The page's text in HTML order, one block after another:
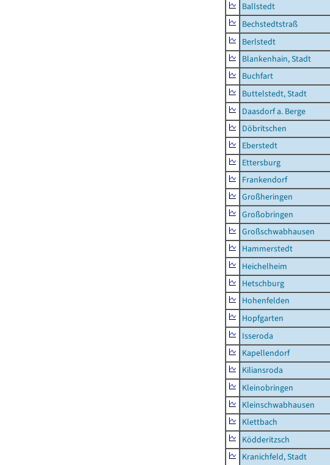
Ballstedt
Bechstedtstraß
Berlstedt
Blankenhain, Stadt
Buchfart
Buttelstedt, Stadt
Daasdorf a. Berge
Döbritschen
Eberstedt
Ettersburg
Frankendorf
Großheringen
Großobringen
Großschwabhausen
Hammerstedt
Heichelheim
Hetschburg
Hohenfelden
Hopfgarten
Isseroda
Kapellendorf
Kiliansroda
Kleinobringen
Kleinschwabhausen
Klettbach
Ködderitzsch
Kranichfeld, Stadt